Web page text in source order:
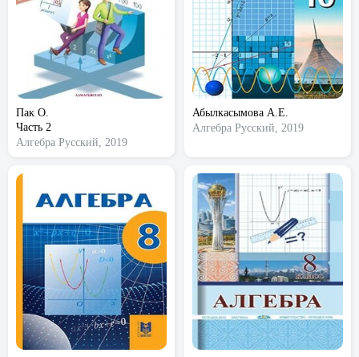
Пак О.
Часть 2
Алгебра Русский, 2019
Абылкасымова А.Е.
Алгебра Русский, 2019